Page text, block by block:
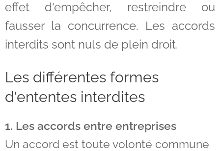
effet d'empêcher, restreindre ou
fausser la concurrence. Les accords
interdits sont nuls de plein droit.
Les différentes formes
d'ententes interdites
1. Les accords entre entreprises
Un accord est toute volonté commune